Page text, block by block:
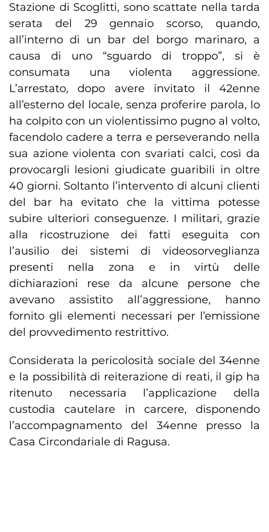
Stazione di Scoglitti, sono scattate nella tarda
serata del 29 gennaio scorso, quando,
all’interno di un bar del borgo marinaro, a
causa di uno “sguardo di troppo”, si è
consumata una violenta aggressione.
L’arrestato, dopo avere invitato il 42enne
all’esterno del locale, senza proferire parola, lo
ha colpito con un violentissimo pugno al volto,
facendolo cadere a terra e perseverando nella
sua azione violenta con svariati calci, così da
provocargli lesioni giudicate guaribili in oltre
40 giorni. Soltanto l’intervento di alcuni clienti
del bar ha evitato che la vittima potesse
subire ulteriori conseguenze. I militari, grazie
alla ricostruzione dei fatti eseguita con
l’ausilio dei sistemi di videosorveglianza
presenti nella zona e in virtù delle
dichiarazioni rese da alcune persone che
avevano assistito all’aggressione, hanno
fornito gli elementi necessari per l’emissione
del provvedimento restrittivo.
Considerata la pericolosità sociale del 34enne
e la possibilità di reiterazione di reati, il gip ha
ritenuto necessaria l’applicazione della
custodia cautelare in carcere, disponendo
l’accompagnamento del 34enne presso la
Casa Circondariale di Ragusa.